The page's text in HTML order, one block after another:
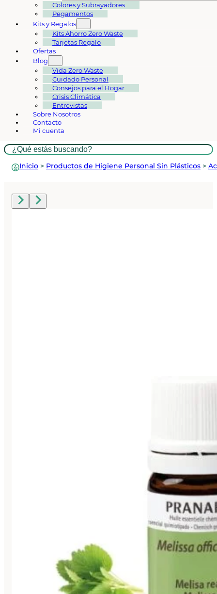
Colores y Subrayadores
Pegamentos
Kits y Regalos
Kits Ahorro Zero Waste
Tarjetas Regalo
Ofertas
Blog
Vida Zero Waste
Cuidado Personal
Consejos para el Hogar
Crisis Climática
Entrevistas
Sobre Nosotros
Contacto
Mi cuenta
Buscar
Inicio > Productos de Higiene Personal Sin Plásticos >